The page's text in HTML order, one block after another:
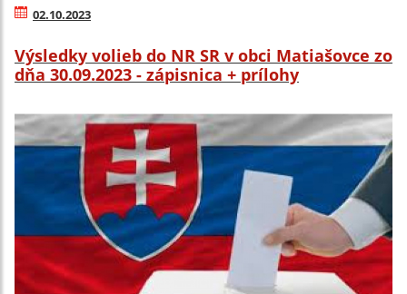
02.10.2023
Výsledky volieb do NR SR v obci Matiašovce zo
dňa 30.09.2023 - zápisnica + prílohy